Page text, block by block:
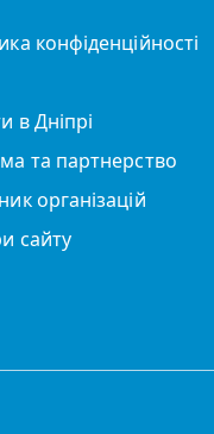
конфіденційності
в Дніпрі
та партнерство
організацій
сайту